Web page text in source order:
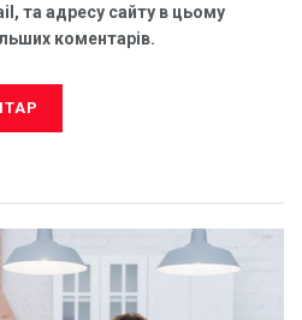
та адресу сайту в цьому
коментарів.